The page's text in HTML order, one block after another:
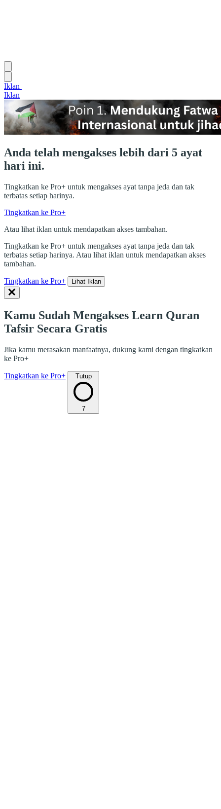
Iklan
Iklan
Anda telah mengakses lebih dari 5 ayat
hari ini.
Tingkatkan ke Pro+ untuk mengakses ayat tanpa jeda dan tak
terbatas setiap harinya.
Tingkatkan ke Pro+
Atau lihat iklan untuk mendapatkan akses tambahan.
Tingkatkan ke Pro+ untuk mengakses ayat tanpa jeda dan tak
terbatas setiap harinya. Atau lihat iklan untuk mendapatkan akses
tambahan.
Tingkatkan ke Pro+ Lihat Iklan
Kamu Sudah Mengakses Learn Quran
Tafsir Secara Gratis
Jika kamu merasakan manfaatnya, dukung kami dengan tingkatkan
ke Pro+
Tingkatkan ke Pro+ Tutup
7